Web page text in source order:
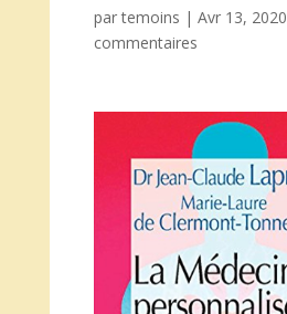
partemoins | Avr 13, 2020
commentaires